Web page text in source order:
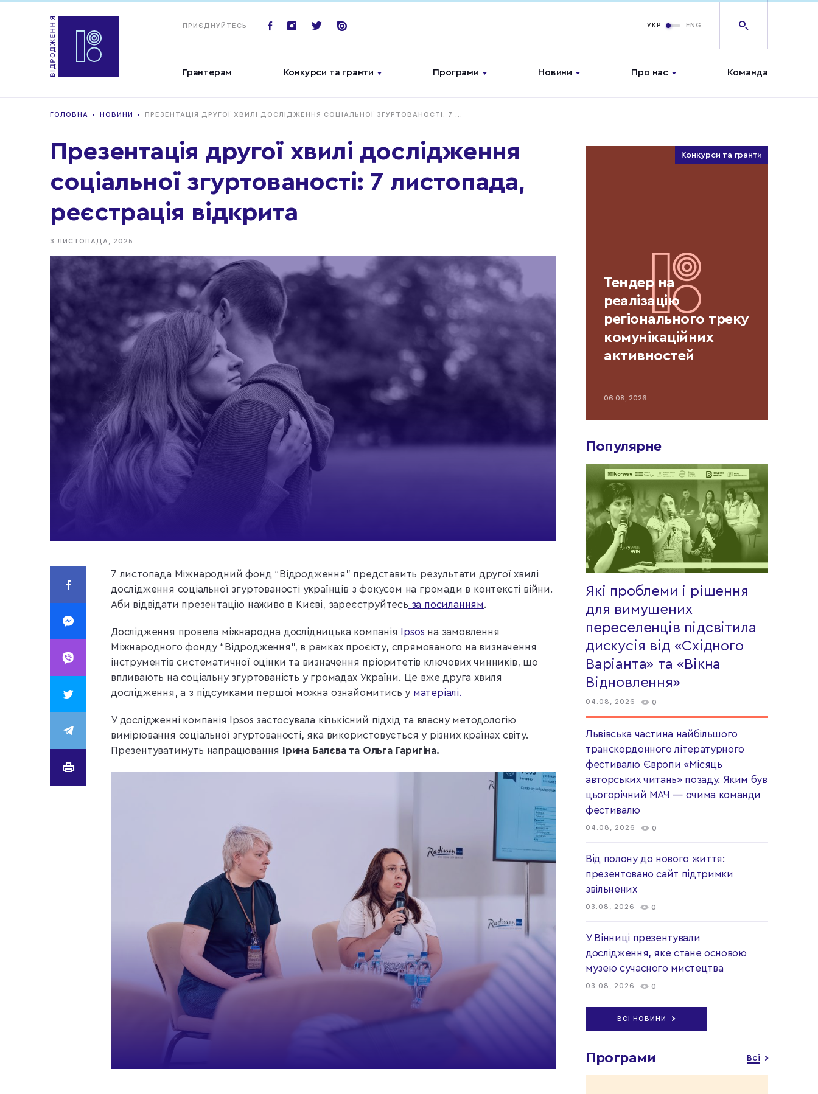
ПРИЄДНУЙТЕСЬ УКР ENG
Грантерам Конкурси та гранти Програми Новини Про нас Команда
ГОЛОВНА НОВИНИ ПРЕЗЕНТАЦІЯ ДРУГОЇ ХВИЛІ ДОСЛІДЖЕННЯ СОЦІАЛЬНОЇ ЗГУРТОВАНОСТІ: 7 ...
Презентація другої хвилі дослідження
соціальної згуртованості: 7 листопада,
реєстрація відкрита
3 ЛИСТОПАДА, 2025
7 листопада Міжнародний фонд “Відродження” представить результати другої хвилі
дослідження соціальної згуртованості українців з фокусом на громади в контексті війни.
Аби відвідати презентацію наживо в Києві, зареєструйтесь за посиланням.
Дослідження провела міжнародна дослідницька компанія Ipsos на замовлення
Міжнародного фонду “Відродження”, в рамках проєкту, спрямованого на визначення
інструментів систематичної оцінки та визначення пріоритетів ключових чинників, що
впливають на соціальну згуртованість у громадах України. Це вже друга хвиля
дослідження, а з підсумками першої можна ознайомитись у матеріалі.
У дослідженні компанія Ipsos застосувала кількісний підхід та власну методологію
вимірювання соціальної згуртованості, яка використовується у різних країнах світу.
Презентуватимуть напрацювання
Ірина Балєва та Ольга Гаригіна.
Конкурси та гранти
Тендер на
реалізацію
регіонального треку
комунікаційних
активностей
06.08, 2026
Популярне
Які проблеми і рішення
для вимушених
переселенців підсвітила
дискусія від «Східного
Варіанта» та «Вікна
Відновлення»
04.08, 2026 0
Львівська частина найбільшого
транскордонного літературного
фестивалю Європи «Місяць
авторських читань» позаду. Яким був
цьогорічний МАЧ — очима команди
фестивалю
04.08, 2026 0
Від полону до нового життя:
презентовано сайт підтримки
звільнених
03.08, 2026 0
У Вінниці презентували
дослідження, яке стане основою
музею сучасного мистецтва
03.08, 2026 0
ВСІ НОВИНИ
Програми Всі